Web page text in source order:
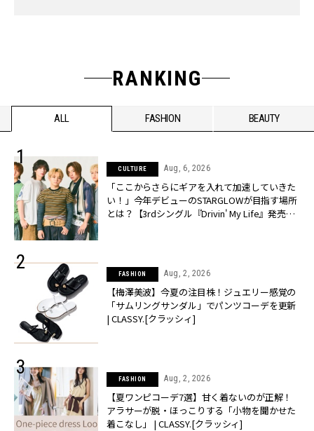
RANKING
ALL FASHION BEAUTY
CULTURE Aug, 6, 2026
「ここからさらにギアを入れて加速していきた
い！」今年デビューのSTARGLOWが目指す場所
とは？【3rdシングル『Drivin' My Life』発売】 |
FASHION Aug, 2, 2026
【梅澤美波】今夏の注目株！ジュエリー感覚の
「サムリングサンダル」でパンツコーデを更新
| CLASSY.[クラッシィ]
FASHION Aug, 2, 2026
【夏ワンピコーデ7選】甘く着ないのが正解！
アラサーが脱・ほっこりする「小物を聞かせた
着こなし」 | CLASSY.[クラッシィ]